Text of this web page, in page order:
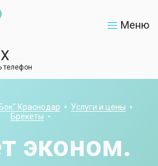
Меню
телефон
Краснодар
Услуги и цены
Брекеты
эконом.